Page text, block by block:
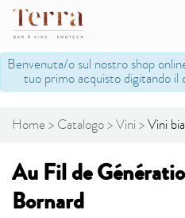
Benvenuta/o sul nostro shop
tuo primo acquisto digitando
Home Catalogo Vini Vini
Au Fil de
Bornard